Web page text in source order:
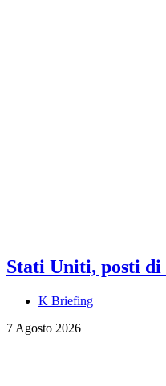
Stati Uniti, posti di
K Briefing
7 Agosto 2026